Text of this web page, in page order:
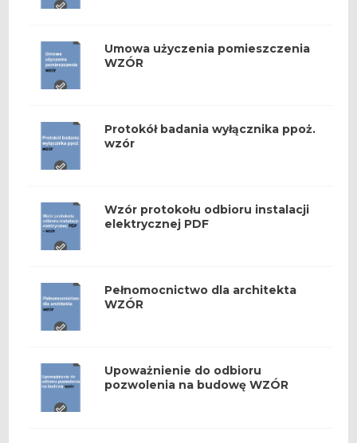
Umowa użyczenia pomieszczenia
WZÓR
Protokół badania wyłącznika ppoż.
wzór
Wzór protokołu odbioru instalacji
elektrycznej PDF
Pełnomocnictwo dla architekta
WZÓR
Upoważnienie do odbioru
pozwolenia na budowę WZÓR